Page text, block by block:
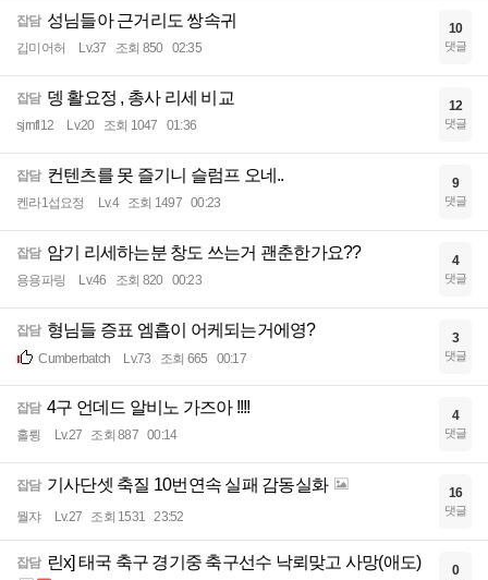
잡담 성님들아 근거리도 쌍속귀
깁미어허 Lv.37 조회 850 02:35
10
댓글
잡담 뎅 활요정 , 총사 리세 비교
sjrnfl12 Lv.20 조회 1047 01:36
12
댓글
잡담 컨텐츠를 못 즐기니 슬럼프 오네..
켄라1섭요정 Lv.4 조회 1497 00:23
9
댓글
잡담 암기 리세하는분 창도 쓰는거 괜춘한가요??
용용파링 Lv.46 조회 820 00:23
4
댓글
잡담 형님들 증표 엠흡이 어케되는거에영?
Cumberbatch Lv.73 조회 665 00:17
3
댓글
잡담 4구 언데드 알비노 가즈아 !!!!
홀륑 Lv.27 조회 887 00:14
4
댓글
잡담 기사단셋 축질 10번연속 실패 감동실화
뭘쟈 Lv.27 조회 1531 23:52
16
댓글
잡담 린x] 태국 축구 경기중 축구선수 낙뢰맞고 사망(애도) 0